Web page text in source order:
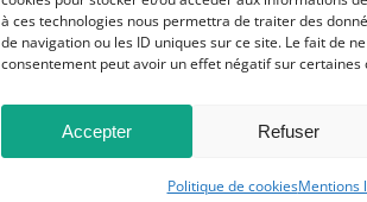
à ces technologies nous permettra de traiter des
de navigation ou les ID uniques sur ce site. Le fait de
consentement peut avoir un effet négatif sur
Accepter Refuser
Politique de cookiesMentions